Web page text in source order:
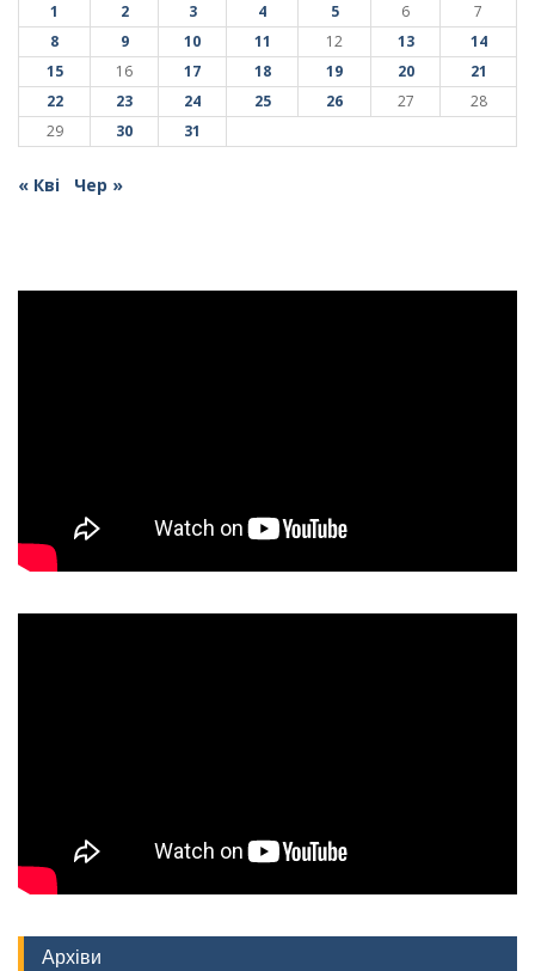
1
2 3 4 5 6
7
8
9 10 11 12 13
14
15
16 17 18 19 20
21
22
23 24 25 26 27
28
29
30 31
« Кві Чер »
Архіви